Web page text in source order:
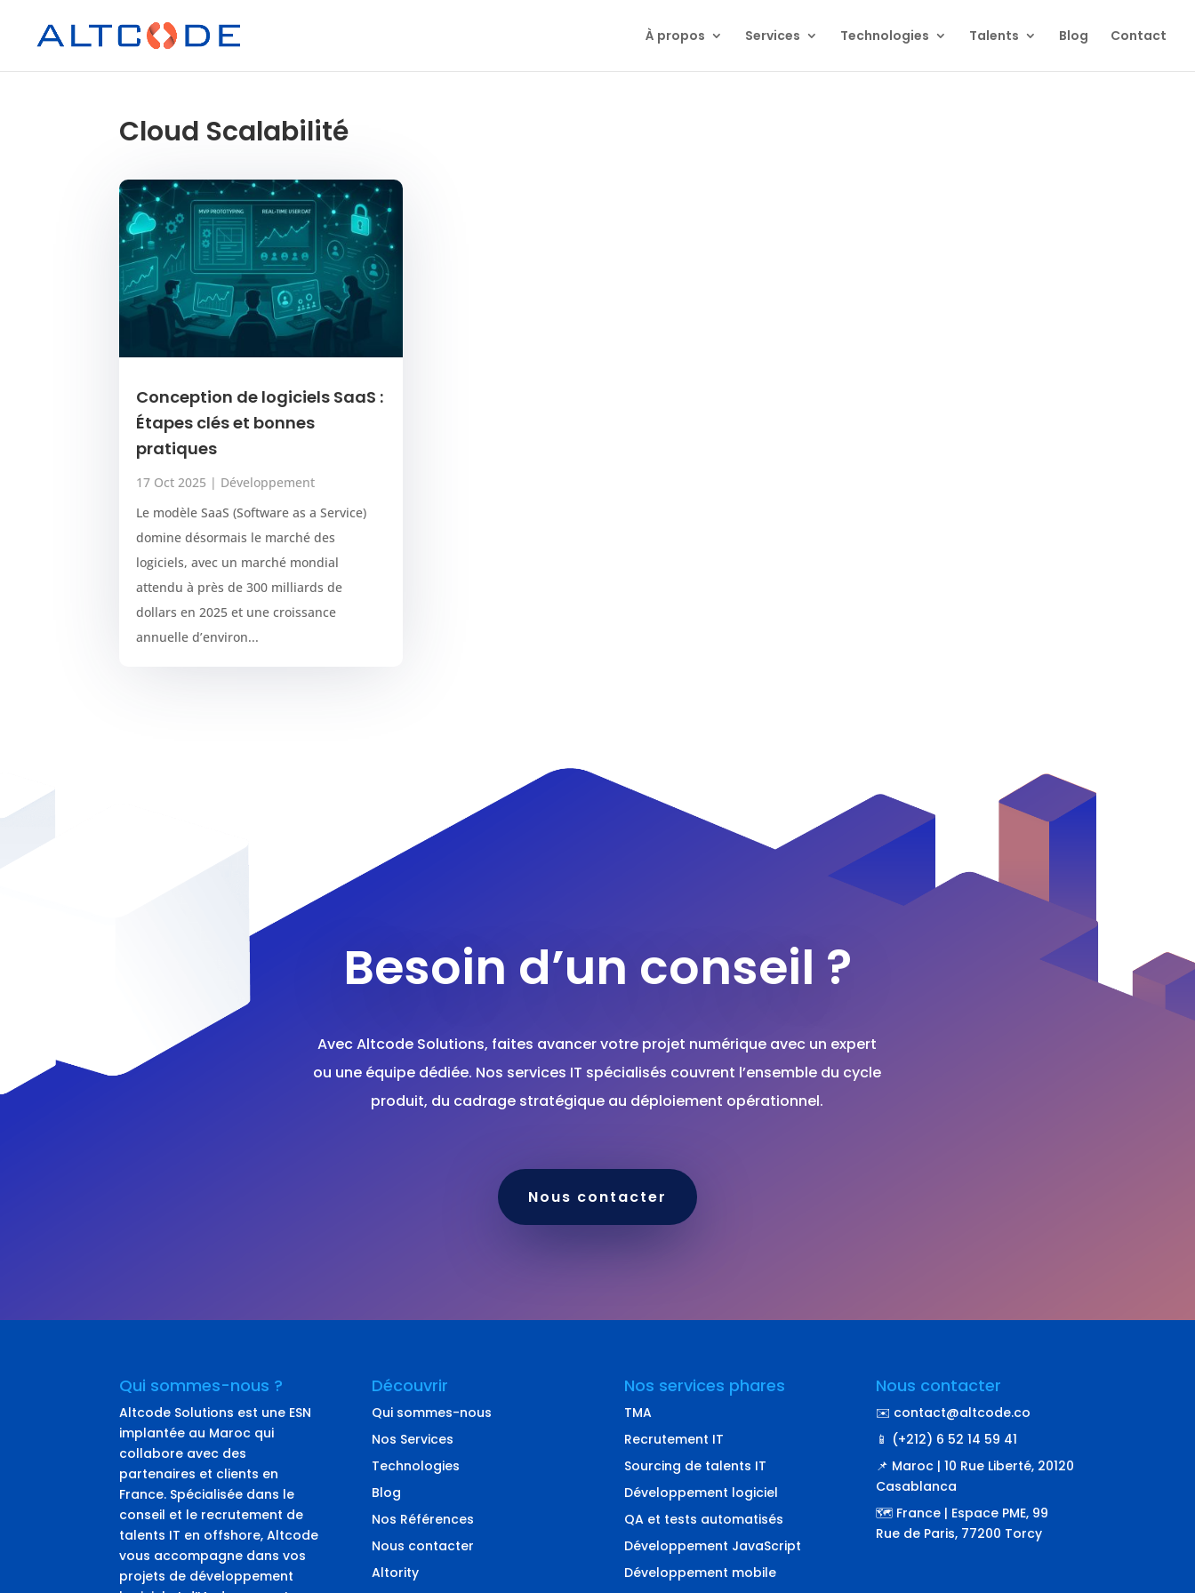
À propos Services Technologies Talents Blog Contact
Cloud Scalabilité
Conception de logiciels SaaS :
Étapes clés et bonnes
pratiques
17 Oct 2025 | Développement
Le modèle SaaS (Software as a Service)
domine désormais le marché des
logiciels, avec un marché mondial
attendu à près de 300 milliards de
dollars en 2025 et une croissance
annuelle d’environ...
Besoin d’un conseil ?
Avec Altcode Solutions, faites avancer votre projet numérique avec un expert
ou une équipe dédiée. Nos services IT spécialisés couvrent l’ensemble du cycle
produit, du cadrage stratégique au déploiement opérationnel.
Nous contacter
Qui sommes-nous ?
Altcode Solutions est une ESN
implantée au Maroc qui
collabore avec des
partenaires et clients en
France. Spécialisée dans le
conseil et le recrutement de
talents IT en offshore, Altcode
vous accompagne dans vos
projets de développement
Découvrir
Qui sommes-nous
Nos Services
Technologies
Blog
Nos Références
Nous contacter
Altority
Nos services phares
TMA
Recrutement IT
Sourcing de talents IT
Développement logiciel
QA et tests automatisés
Développement JavaScript
Développement mobile
Nous contacter
✉️ contact@altcode.co
📱 (+212) 6 52 14 59 41
📌 Maroc | 10 Rue Liberté, 20120
Casablanca
🗺️ France | Espace PME, 99
Rue de Paris, 77200 Torcy